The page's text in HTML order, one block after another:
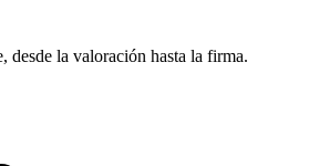
desde la valoración hasta la firma.